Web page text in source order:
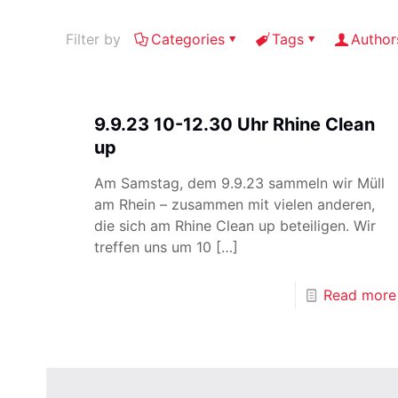
Filter by Categories Tags
9.9.23 10-12.30 Uhr Rhine Clean
up
Am Samstag, dem 9.9.23 sammeln wir Müll
am Rhein – zusammen mit vielen anderen,
die sich am Rhine Clean up beteiligen. Wir
treffen uns um 10 […]
Read more